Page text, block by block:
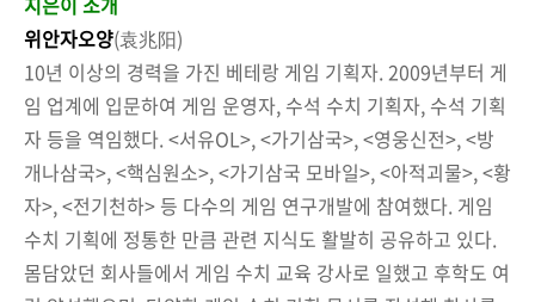
위안자오양(袁兆阳)
10년 이상의 경력을 가진 베테랑 게임 기획자. 2009년부터 게
임 업계에 입문하여 게임 운영자, 수석 수치 기획자, 수석 기획
자 등을 역임했다. <서유OL>, <가기삼국>, <영웅신전>, <방
개나삼국>, <핵심원소>, <가기삼국 모바일>, <아적괴물>, <황
자>, <전기천하> 등 다수의 게임 연구개발에 참여했다. 게임
수치 기획에 정통한 만큼 관련 지식도 활발히 공유하고 있다.
몸담았던 회사들에서 게임 수치 교육 강사로 일했고 후학도 여